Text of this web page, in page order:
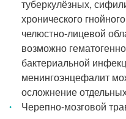
туберкулёзных,
хронического
челюстно-лицевой
возможно
бактериальной
менингоэнцефалит
осложнение
Черепно-мозговой